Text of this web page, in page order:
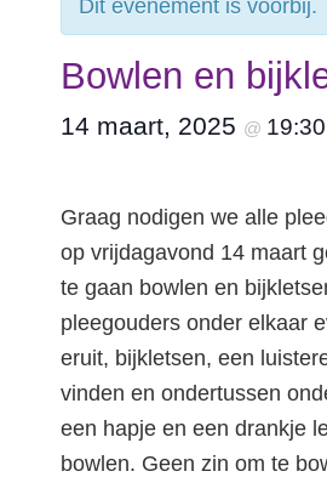
Dit evenement is voorbij.
Bowlen en
14 maart, 2025 @ 19:30
Graag nodigen we alle
op vrijdagavond 14 maart
te gaan bowlen en
pleegouders onder elkaar
eruit, bijkletsen, een
vinden en ondertussen
een hapje en een drankje
bowlen. Geen zin om te